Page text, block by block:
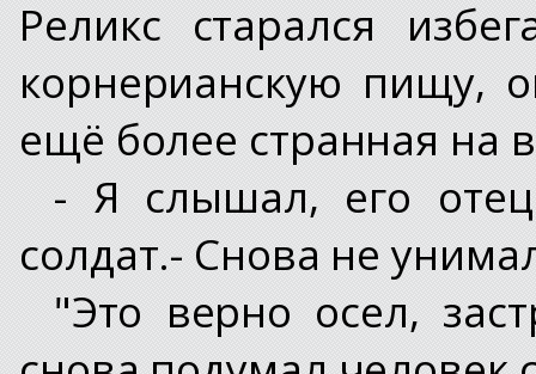
Реликс старался
корнерианскую пищу,
ещё более странная на
- Я слышал, его
солдат.- Снова не
"Это верно осел,